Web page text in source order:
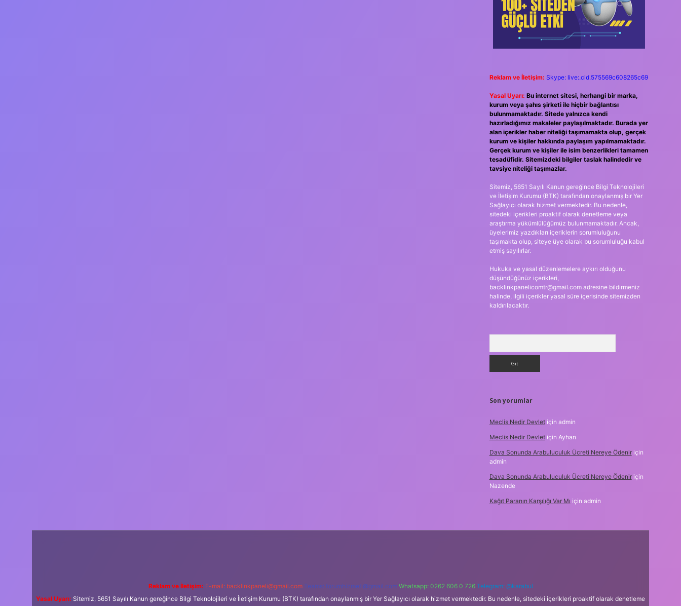
Reklam ve İletişim: Skype: live:.cid.575569c608265c69
Yasal Uyarı: Bu internet sitesi, herhangi bir marka,
kurum veya şahıs şirketi ile hiçbir bağlantısı
bulunmamaktadır. Sitede yalnızca kendi
hazırladığımız makaleler paylaşılmaktadır. Burada yer
alan içerikler haber niteliği taşımamakta olup, gerçek
kurum ve kişiler hakkında paylaşım yapılmamaktadır.
Gerçek kurum ve kişiler ile isim benzerlikleri tamamen
tesadüfidir. Sitemizdeki bilgiler taslak halindedir ve
tavsiye niteliği taşımazlar.
Sitemiz, 5651 Sayılı Kanun gereğince Bilgi Teknolojileri
ve İletişim Kurumu (BTK) tarafından onaylanmış bir Yer
Sağlayıcı olarak hizmet vermektedir. Bu nedenle,
sitedeki içerikleri proaktif olarak denetleme veya
araştırma yükümlülüğümüz bulunmamaktadır. Ancak,
üyelerimiz yazdıkları içeriklerin sorumluluğunu
taşımakta olup, siteye üye olarak bu sorumluluğu kabul
etmiş sayılırlar.
Hukuka ve yasal düzenlemelere aykırı olduğunu
düşündüğünüz içerikleri,
backlinkpanelicomtr@gmail.comadresine bildirmeniz
halinde, ilgili içerikler yasal süre içerisinde sitemizden
kaldırılacaktır.
Son yorumlar
Meclis Nedir Devletiçin admin
Meclis Nedir Devletiçin Ayhan
Dava Sonunda Arabuluculuk Ücreti Nereye Ödeniriçin
admin
Dava Sonunda Arabuluculuk Ücreti Nereye Ödeniriçin
Nazende
Kağıt Paranın Karşılığı Var Mı için admin
Reklam ve İletişim: E-mail: backlinkpaneli@gmail.com Teams: forumhizmeti@gmail.com Whatsapp: 0262 606 0 726 Telegram: @karabul
Yasal Uyarı: Sitemiz, 5651 Sayılı Kanun gereğince Bilgi Teknolojileri ve İletişim Kurumu (BTK) tarafından onaylanmış bir Yer Sağlayıcı olarak hizmet vermektedir. Bu nedenle, sitedeki içerikleri proaktif olarak denetleme